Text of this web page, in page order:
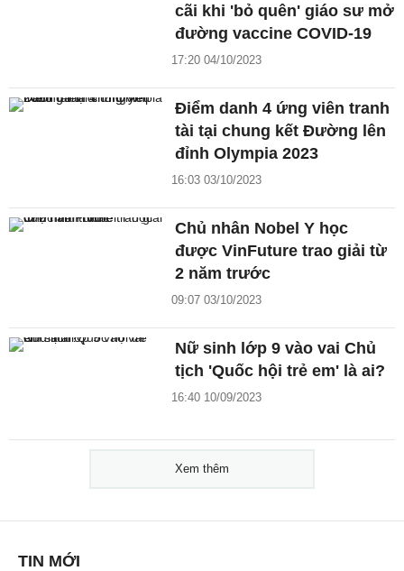
cãi khi 'bỏ quên' giáo sư mở
đường vaccine COVID-19
17:20 04/10/2023
Điểm danh 4 ứng viên tranh
tài tại chung kết Đường lên
đỉnh Olympia 2023
16:03 03/10/2023
Chủ nhân Nobel Y học
được VinFuture trao giải từ
2 năm trước
09:07 03/10/2023
Nữ sinh lớp 9 vào vai Chủ
tịch 'Quốc hội trẻ em' là ai?
16:40 10/09/2023
Xem thêm
TIN MỚI